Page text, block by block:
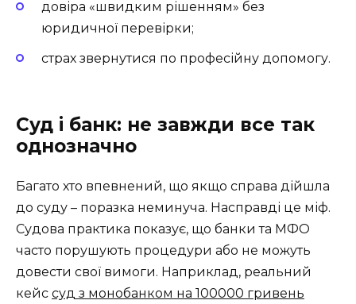
довіра «швидким рішенням» без
юридичної перевірки;
страх звернутися по професійну допомогу.
Суд і банк: не завжди все так
однозначно
Багато хто впевнений, що якщо справа дійшла
до суду – поразка неминуча. Насправді це міф.
Судова практика показує, що банки та МФО
часто порушують процедури або не можуть
довести свої вимоги. Наприклад, реальний
кейс суд з монобанком на 100000 гривень